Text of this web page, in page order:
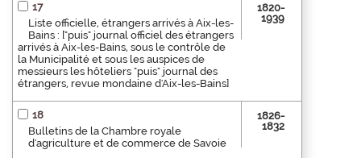
17
Liste officielle, étrangers arrivés à Aix-les-
Bains : ["puis" journal officiel des étrangers
arrivés à Aix-les-Bains, sous le contrôle de
la Municipalité et sous les auspices de
messieurs les hôteliers "puis" journal des
étrangers, revue mondaine d'Aix-les-Bains]
1820-
1939
18
Bulletins de la Chambre royale
d'agriculture et de commerce de Savoie
1826-
1832